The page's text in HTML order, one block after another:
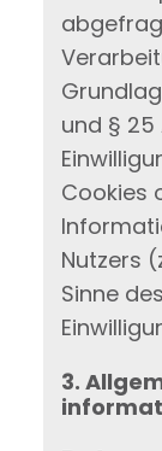
und § 25
Cookies
Nutzers
Sinne
3.